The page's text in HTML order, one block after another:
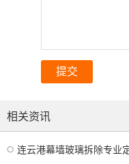
提交
相关资讯
连云港幕墙玻璃拆除专业